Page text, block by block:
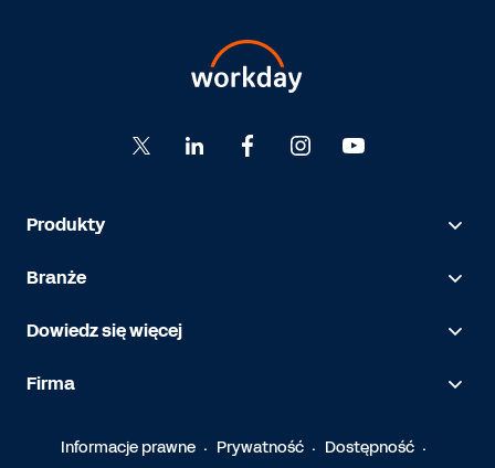
Produkty
Branże
Dowiedz się więcej
Firma
Informacje prawne Prywatność Dostępność